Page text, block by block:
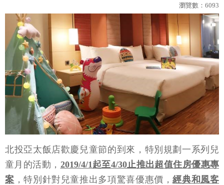
瀏覽數： 6093
北投亞太飯店歡慶兒童節的到來，特別規劃一系列兒
童月的活動， 2019/4/1起至4/30止推出超值住房優惠專
案 ，特別針對兒童推出多項驚喜優惠價，經典和風客